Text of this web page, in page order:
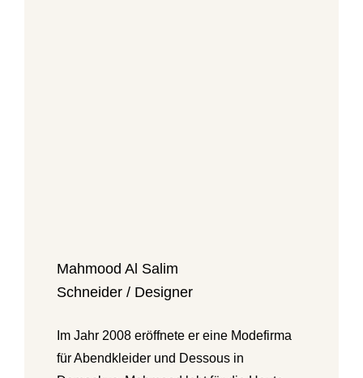
Mahmood Al Salim
Schneider / Designer
Im Jahr 2008 eröffnete er eine Modefirma
für Abendkleider und Dessous in